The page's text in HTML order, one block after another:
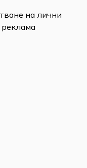
на лични